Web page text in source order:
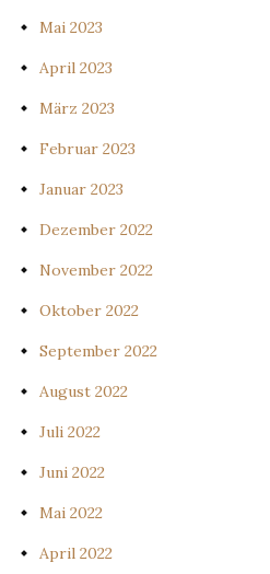
Mai 2023
April 2023
März 2023
Februar 2023
Januar 2023
Dezember 2022
November 2022
Oktober 2022
September 2022
August 2022
Juli 2022
Juni 2022
Mai 2022
April 2022